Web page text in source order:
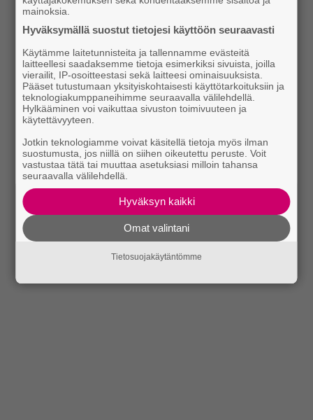
mainoksia.
Hyväksymällä suostut tietojesi käyttöön seuraavasti
Käytämme laitetunnisteita ja tallennamme evästeitä
laitteellesi saadaksemme tietoja esimerkiksi sivuista, joilla
vierailit, IP-osoitteestasi sekä laitteesi ominaisuuksista.
Pääset tutustumaan yksityiskohtaisesti käyttötarkoituksiin ja
teknologiakumppaneihimme seuraavalla välilehdellä.
Hylkääminen voi vaikuttaa sivuston toimivuuteen ja
käytettävyyteen.
Jotkin teknologiamme voivat käsitellä tietoja myös ilman
suostumusta, jos niillä on siihen oikeutettu peruste. Voit
vastustaa tätä tai muuttaa asetuksiasi milloin tahansa
seuraavalla välilehdellä.
Hyväksyn kaikki
Omat valintani
Tietosuojakäytäntömme